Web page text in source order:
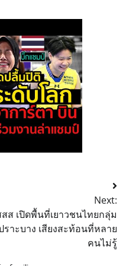
Next:
ส เปิดพื้นที่เยาวชนไทยกลุ่ม
ราะบาง เสียงสะท้อนที่หลาย
คนไม่รู้